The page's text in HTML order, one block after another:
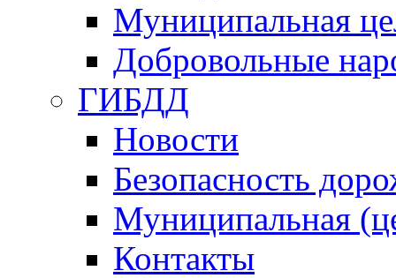
Муниципальная
Добровольные
ГИБДД
Новости
Безопасность
Муниципальная
Контакты